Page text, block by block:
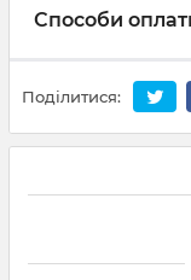
Способи
Поділитися: